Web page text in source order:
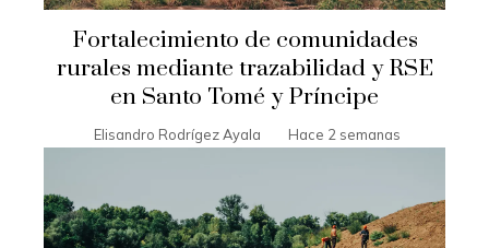
Fortalecimiento de comunidades
rurales mediante trazabilidad y RSE
en Santo Tomé y Príncipe
Elisandro Rodrígez Ayala Hace 2 semanas